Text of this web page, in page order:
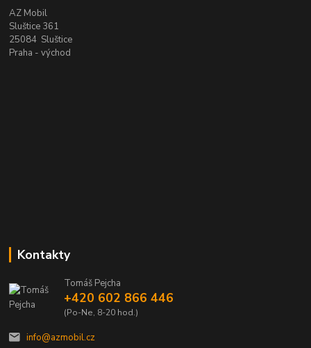
AZ Mobil
Sluštice 361
25084 Sluštice
Praha - východ
Kontakty
Tomáš Pejcha
+420 602 866 446
(Po-Ne, 8-20 hod.)
info@azmobil.cz